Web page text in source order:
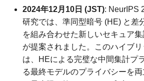
2024年12月10日 (JST): NeurIPS
研究では、準同型暗号 (HE) と差
を組み合わせた新しいセキュア
が提案されました。このハイブ
は、HEによる完璧な中間集計プ
る最終モデルのプライバシーを